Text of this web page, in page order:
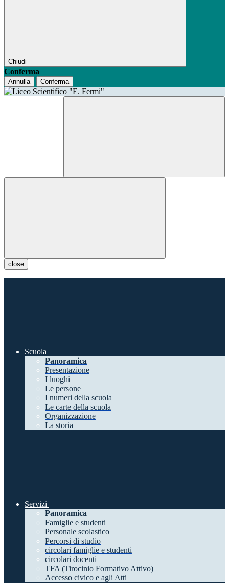
Chiudi
Conferma
Annulla Conferma
close
Scuola
Panoramica
Presentazione
I luoghi
Le persone
I numeri della scuola
Le carte della scuola
Organizzazione
La storia
Servizi
Panoramica
Famiglie e studenti
Personale scolastico
Percorsi di studio
circolari famiglie e studenti
circolari docenti
TFA (Tirocinio Formativo Attivo)
Accesso civico e agli Atti